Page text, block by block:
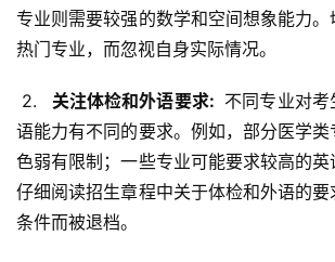
专业则需要较强的数学和空间想象能力
热门专业，而忽视自身实际情况。
2.
  关注体检和外语要求:
不同专业对
语能力有不同的要求。例如，部分医学类
色弱有限制；一些专业可能要求较高的
仔细阅读招生章程中关于体检和外语的
条件而被退档。